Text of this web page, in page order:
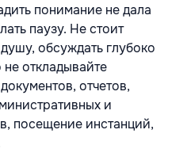
понимание не дала
паузу. Не стоит
обсуждать глубоко
откладывайте
отчетов,
и
посещение инстанций,